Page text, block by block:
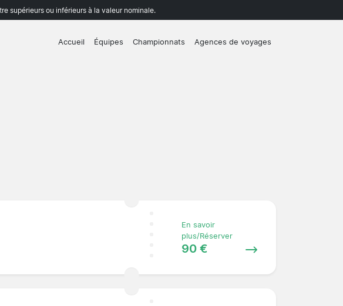
supérieurs ou inférieurs à la valeur nominale.
Accueil Équipes Championnats Agences de voyages
En savoir
plus/Réserver
90 €